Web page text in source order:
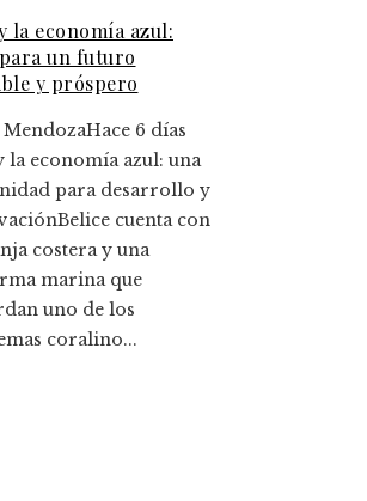
la economía azul:
un futuro
y próspero
Hace 6 días
la economía azul: una
para desarrollo y
cuenta con
costera y una
marina que
uno de los
coralino...